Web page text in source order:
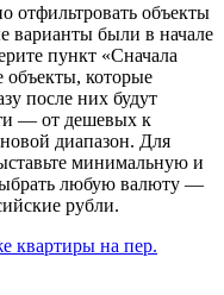
отфильтровать объекты
варианты были в начале
пункт «Сначала
объекты, которые
после них будут
— от дешевых к
диапазон. Для
минимальную и
любую валюту —
рубли.
квартиры на пер.